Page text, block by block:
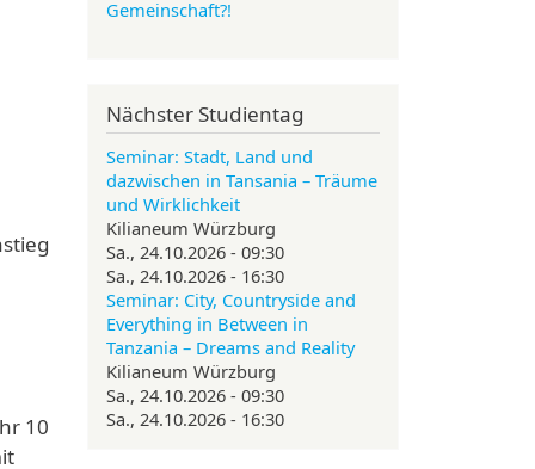
10
Gemeinschaft?!
Nächster Studientag
Seminar: Stadt, Land und
dazwischen in Tansania – Träume
und Wirklichkeit
Kilianeum Würzburg
Sa., 24.10.2026 - 09:30
Sa., 24.10.2026 - 16:30
Seminar: City, Countryside and
Everything in Between in
Tanzania – Dreams and Reality
Kilianeum Würzburg
Sa., 24.10.2026 - 09:30
Sa., 24.10.2026 - 16:30